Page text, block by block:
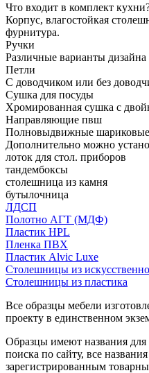
Что входит в комплект
Корпус, влагостойкая
фурнитура.
Ручки
Различные варианты
Петли
С доводчиком или без
Сушка для посуды
Хромированная сушка с
Направляющие пвш
Полновыдвижные
Дополнительно можно
лоток для стол. приборов
тандембоксы
столешница из камня
бутылочница
ЛДСП
Полотно АГТ (МДФ)
Пластик HPL
Пленка ПВХ
Пластик Alvic Luxe
Столешницы из
Столешницы из пластика
Все образцы мебели
проекту в единственном
Образцы имеют названия для
поиска по сайту, все
зарегистрированным